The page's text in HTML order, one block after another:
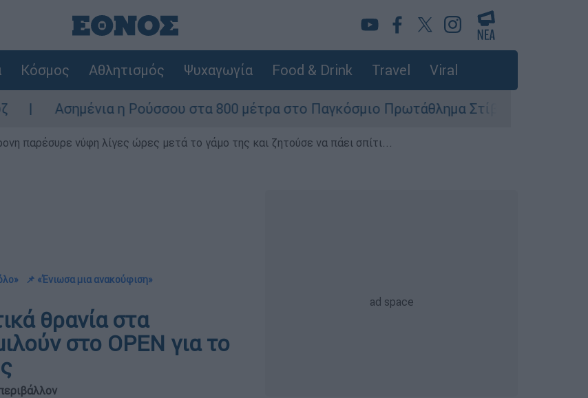
Κόσμος Αθλητισμός Ψυχαγωγία Food & Drink Travel Viral
η Ρούσσου στα 800 μέτρα στο Παγκόσμιο Πρωτάθλημα Στίβου Κ20
παρέσυρε νύφη λίγες ώρες μετά το γάμο της και ζητούσε να πάει σπίτι...
📌 «Ένιωσα μια ανακούφιση»
θρανία στα
στο OPEN για το